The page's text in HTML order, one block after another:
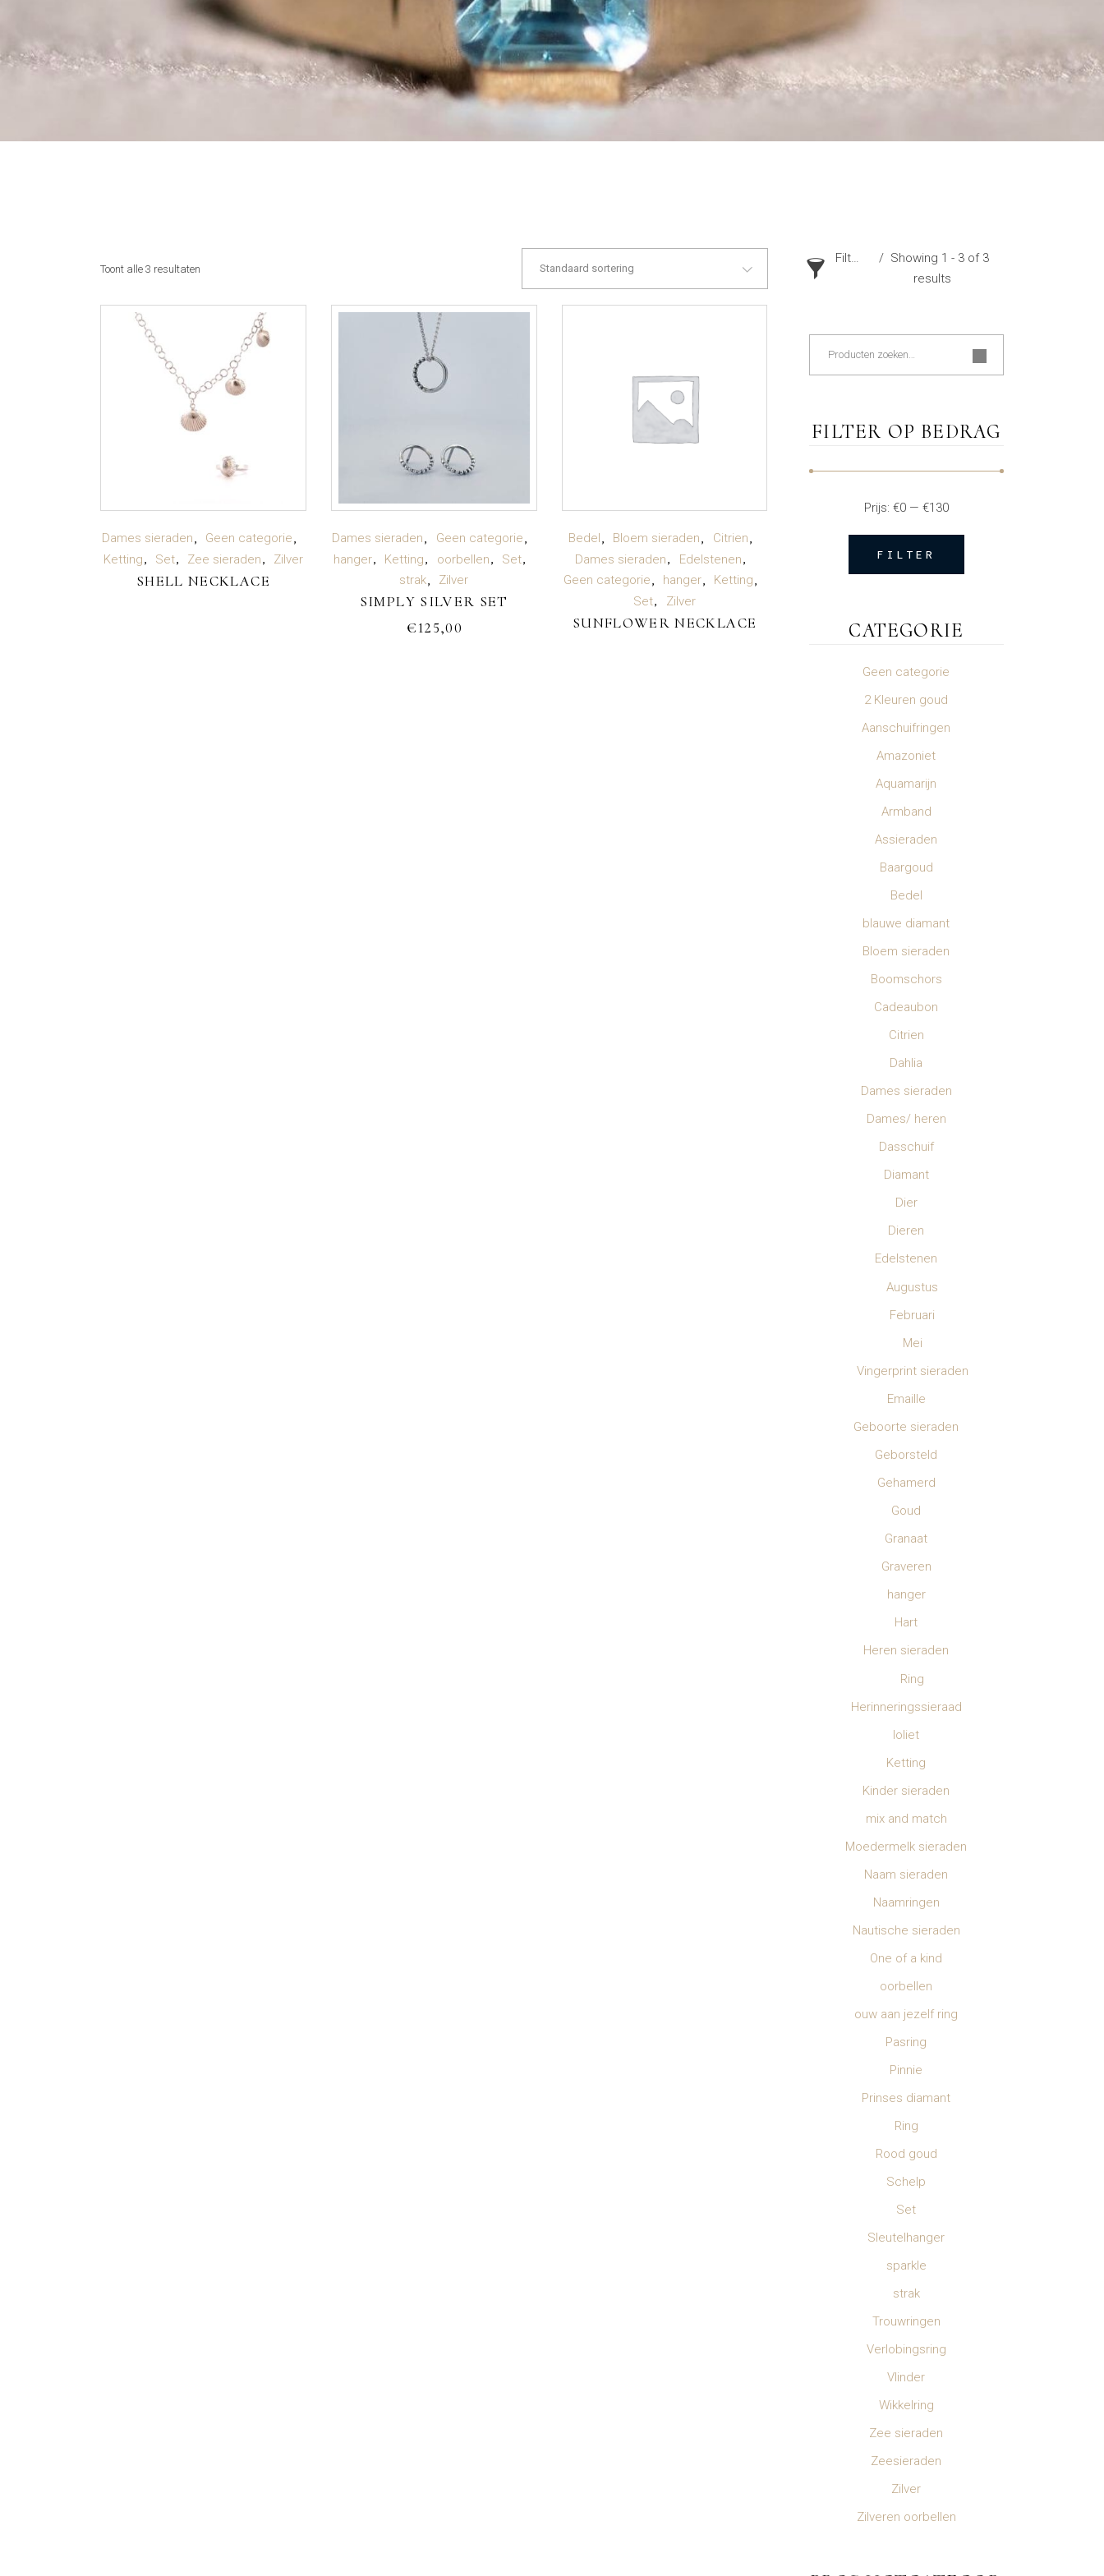
Toont alle 3 resultaten Standaard sortering
LEES VERDER
Dames sieraden
Geen categorie
Ketting
Set Zee sieraden Zilver
SHELL NECKLACE
TOEVOEGEN AAN
WINKELWAGEN
Dames sieraden
Geen categorie
hanger
Ketting oorbellen
Set
strak
Zilver
SIMPLY SILVER SET
€125,00
LEES VERDER
Bedel Bloem sieraden
Citrien
Dames sieraden
Edelstenen
Geen categorie
hanger
Ketting
Set
Zilver
SUNFLOWER NECKLACE
Filter
Showing 1 - 3 of 3
results
Zoeken
FILTER OP BEDRAG
Min.
Max.
FILTER
Prijs: €0— €130
CATEGORIE
Geen categorie
2 Kleuren goud
Aanschuifringen
Amazoniet
Aquamarijn
Armband
Assieraden
Baargoud
Bedel
blauwe diamant
Bloem sieraden
Boomschors
Cadeaubon
Citrien
Dahlia
Dames sieraden
Dames/ heren
Dasschuif
Diamant
Dier
Dieren
Edelstenen
Augustus
Februari
Mei
Vingerprint sieraden
Emaille
Geboorte sieraden
Geborsteld
Gehamerd
Goud
Granaat
Graveren
hanger
Hart
Heren sieraden
Ring
Herinneringssieraad
Ioliet
Ketting
Kinder sieraden
mix and match
Moedermelk sieraden
Naam sieraden
Naamringen
Nautische sieraden
One of a kind
oorbellen
ouw aan jezelf ring
Pasring
Pinnie
Prinses diamant
Ring
Rood goud
Schelp
Set
Sleutelhanger
sparkle
strak
Trouwringen
Verlobingsring
Vlinder
Wikkelring
Zee sieraden
Zeesieraden
Zilver
Zilveren oorbellen